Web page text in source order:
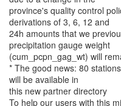
province's quality control
derivations of 3, 6, 12 and
24h amounts that we
precipitation gauge weight
(cum_pcpn_gag_wt) will
* The good news: 80
will be available in
this new partner directory
To help our users with this